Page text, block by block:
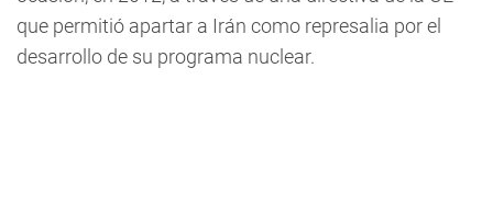
que permitió apartar a Irán como represalia por el
desarrollo de su programa nuclear.